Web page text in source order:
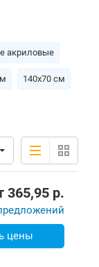
акриловые
140х70 см
365,95 p.
цены